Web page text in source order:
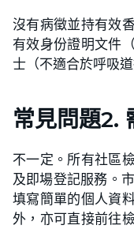
沒有病徵並持有效
有效身份證明文件
士（不適合於呼吸
常見問題2.
不一定。所有社區
及即場登記服務。
填寫簡單的個人資
外，亦可直接前往